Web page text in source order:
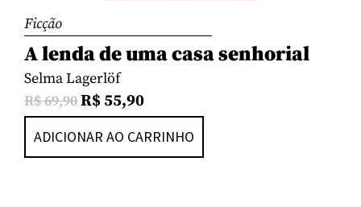
Ficção
A lenda de uma casa senhorial
Selma Lagerlöf
R$69,90R$ 55,90
ADICIONAR AO CARRINHO